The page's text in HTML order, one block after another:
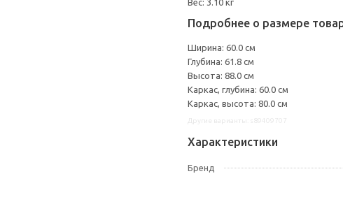
Вес: 3.10 кг
Подробнее о размере
Ширина: 60.0 см
Глубина: 61.8 см
Высота: 88.0 см
Каркас, глубина: 60.0 см
Каркас, высота: 80.0 см
Характеристики
Бренд